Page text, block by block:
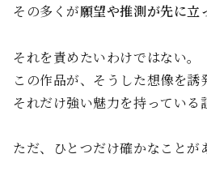
その多くが願望や推測が先に立
それを責めたいわけではない。
この作品が、そうした想像を誘
それだけ強い魅力を持っている
ただ、ひとつだけ確かなことが